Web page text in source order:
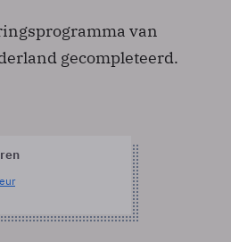
van
gecompleteerd.